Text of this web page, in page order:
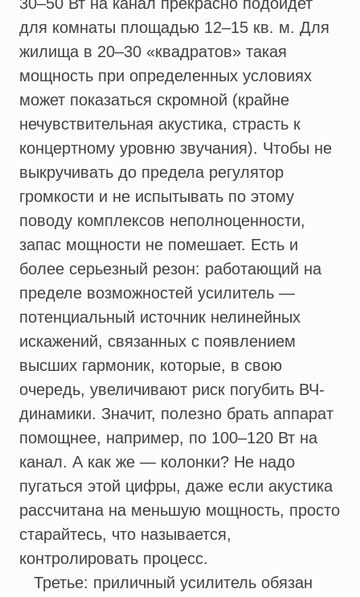
для комнаты площадью 12–15 кв. м. Для
жилища в 20–30 «квадратов» такая
мощность при определенных условиях
может показаться скромной (крайне
нечувствительная акустика, страсть к
концертному уровню звучания). Чтобы не
выкручивать до предела регулятор
громкости и не испытывать по этому
поводу комплексов неполноценности,
запас мощности не помешает. Есть и
более серьезный резон: работающий на
пределе возможностей усилитель —
потенциальный источник нелинейных
искажений, связанных с появлением
высших гармоник, которые, в свою
очередь, увеличивают риск погубить ВЧ-
динамики. Значит, полезно брать аппарат
помощнее, например, по 100–120 Вт на
канал. А как же — колонки? Не надо
пугаться этой цифры, даже если акустика
рассчитана на меньшую мощность, просто
старайтесь, что называется,
контролировать процесс.
Третье: приличный усилитель обязан